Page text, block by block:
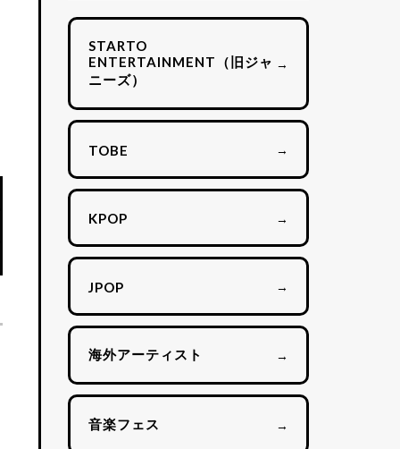
STARTO
ENTERTAINMENT（旧ジャ
ニーズ）
→
TOBE →
KPOP →
JPOP →
海外アーティスト →
音楽フェス →